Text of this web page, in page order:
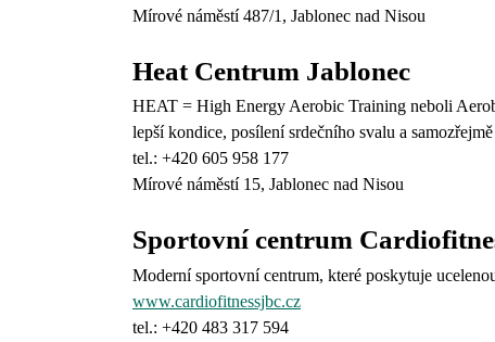
Mírové náměstí 487/1, Jablonec nad Nisou
Heat Centrum Jablonec
HEAT = High Energy Aerobic Training neboli
lepší kondice, posílení srdečního svalu a
tel.: +420 605 958 177
Mírové náměstí 15, Jablonec nad Nisou
Sportovní centrum
Moderní sportovní centrum, které poskytuje
www.cardiofitnessjbc.cz
tel.: +420 483 317 594